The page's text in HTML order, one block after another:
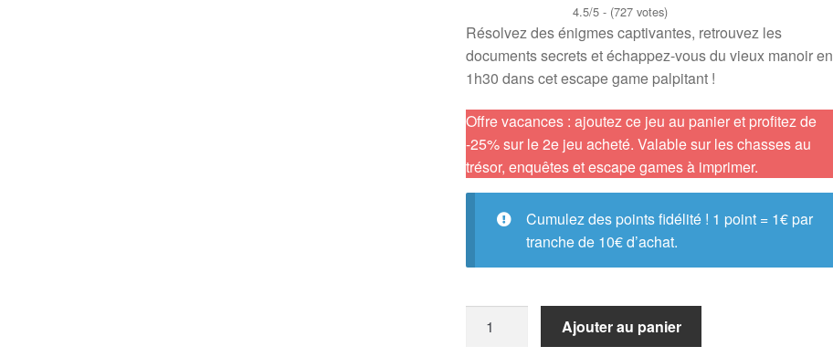
4.5/5 - (727 votes)
Résolvez des énigmes captivantes, retrouvez les
documents secrets et échappez-vous du vieux manoir en
1h30 dans cet escape game palpitant !
Offre vacances : ajoutez ce jeu au panier et profitez de
-25% sur le 2e jeu acheté. Valable sur les chasses au
trésor, enquêtes et escape games à imprimer.
Cumulez des points fidélité ! 1 point = 1€ par
tranche de 10€ d’achat.
Ajouter au panier